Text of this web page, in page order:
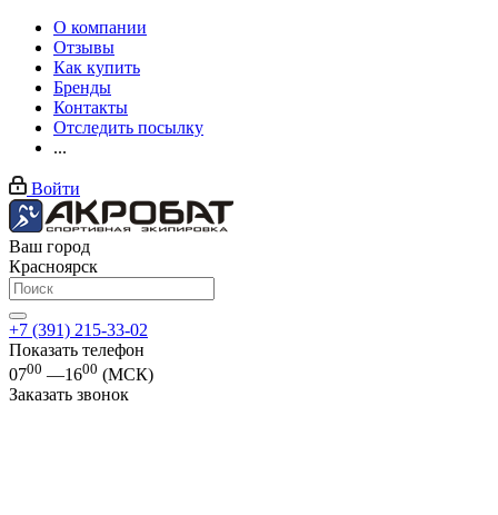
О компании
Отзывы
Как купить
Бренды
Контакты
Отследить посылку
...
Войти
Ваш город
Красноярск
+7 (391) 215-33-02
Показать телефон
0700 —1600 (МСК)
Заказать звонок